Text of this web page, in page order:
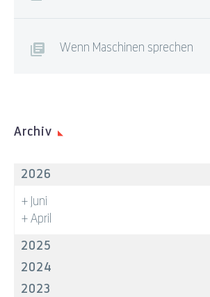
Wenn Maschinen sprechen
Archiv
2026
+ Juni
+April
2025
2024
2023